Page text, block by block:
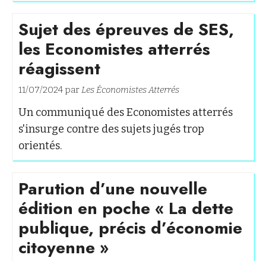
Sujet des épreuves de SES,
les Economistes atterrés
réagissent
11/07/2024 parLes Économistes Atterrés
Un communiqué des Economistes atterrés
s'insurge contre des sujets jugés trop
orientés.
Parution d’une nouvelle
édition en poche « La dette
publique, précis d’économie
citoyenne »